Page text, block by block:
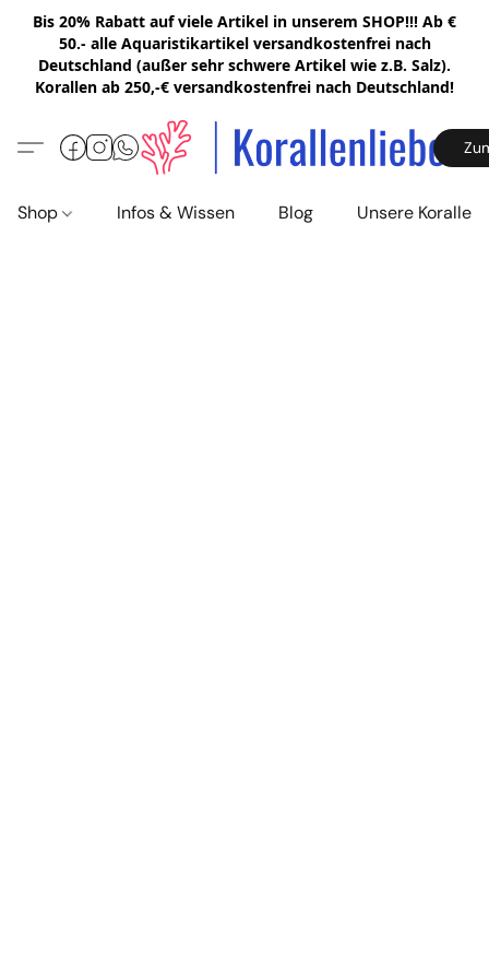
Bis 20% Rabatt auf viele Artikel in unserem SHOP!!! Ab €
50.- alle Aquaristikartikel versandkostenfrei nach
Deutschland (außer sehr schwere Artikel wie z.B. Salz).
Korallen ab 250,-€ versandkostenfrei nach Deutschland!
Shop Infos & Wissen Blog Unsere Korallen